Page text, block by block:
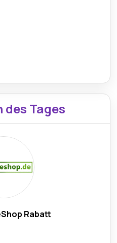
Tages
Rabatt